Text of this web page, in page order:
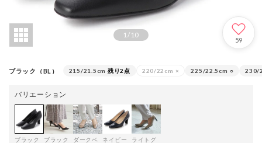
1/ 10
59
ブラック（BL） 215/21.5cm 残り2点 220/22cm × 225/22.5cm ○ 230/
バリエーション
ブラック
ブラック
ダークベ
ネイビー
ライトグ